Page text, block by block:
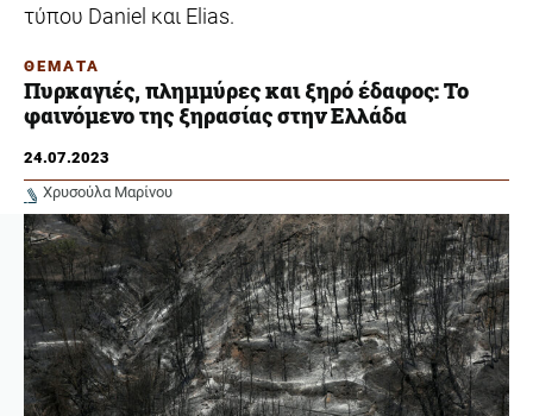
τύπου Daniel και Elias.
ΘΕΜΑΤΑ
Πυρκαγιές, πλημμύρες και ξηρό έδαφος: Το
φαινόμενο της ξηρασίας στην Ελλάδα
24.07.2023
Χρυσούλα Μαρίνου